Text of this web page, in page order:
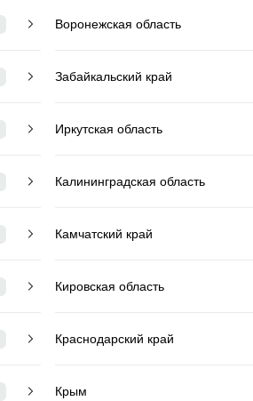
Воронежская область
Забайкальский край
Иркутская область
Калининградская область
Камчатский край
Кировская область
Краснодарский край
Крым